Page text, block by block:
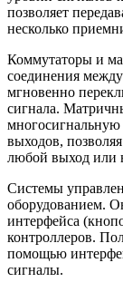
позволяет
несколько
Коммутаторы и
соединения
мгновенно
сигнала.
выходов,
любой выход или
Системы
оборудованием.
интерфейса
контроллеров.
помощью
сигналы.